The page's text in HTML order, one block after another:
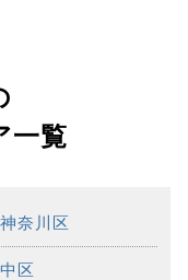
一覧
奈川区
区